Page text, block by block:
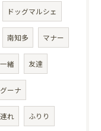
ドッグマルシェ
南知多 マナー
緒 友達
ーナ
れ ふりり